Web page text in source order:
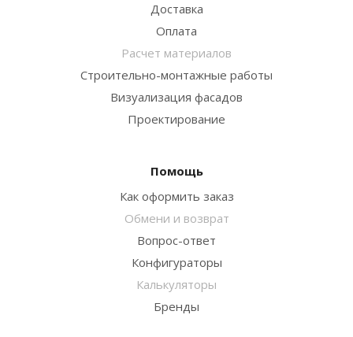
Доставка
Оплата
Расчет материалов
Строительно-монтажные работы
Визуализация фасадов
Проектирование
Помощь
Как оформить заказ
Обмени и возврат
Вопрос-ответ
Конфигураторы
Калькуляторы
Бренды